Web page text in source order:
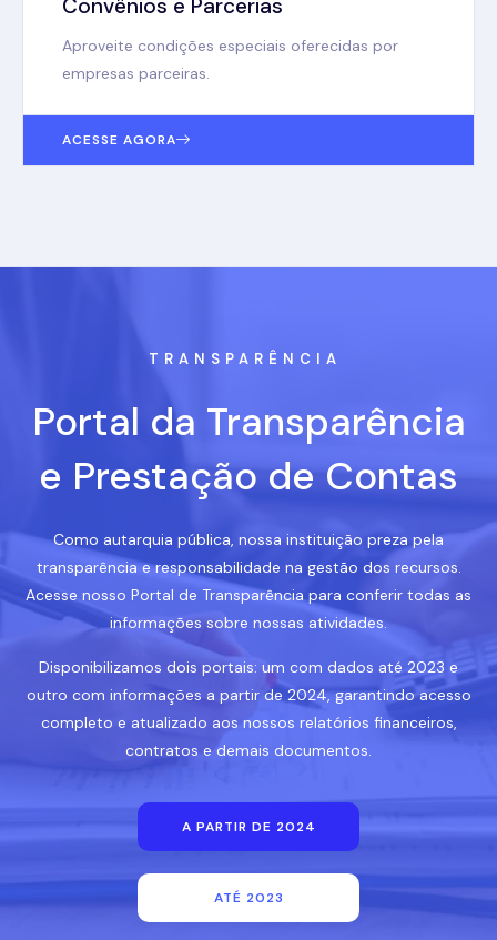
Convênios e Parcerias
Aproveite condições especiais oferecidas por
empresas parceiras.
ACESSE AGORA
TRANSPARÊNCIA
Portal da Transparência
e Prestação de Contas
Como autarquia pública, nossa instituição preza pela
transparência e responsabilidade na gestão dos recursos.
Acesse nosso Portal de Transparência para conferir todas as
informações sobre nossas atividades.
Disponibilizamos dois portais: um com dados até 2023 e
outro com informações a partir de 2024, garantindo acesso
completo e atualizado aos nossos relatórios financeiros,
contratos e demais documentos.
A PARTIR DE 2024
ATÉ 2023